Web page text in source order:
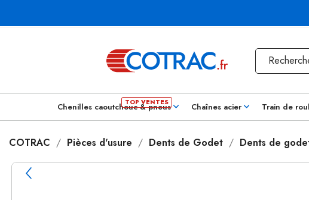
Chenilles caoutchouc & pneus Chaînes acier Train de
COTRAC Pièces d'usure Dents de Godet Dents de